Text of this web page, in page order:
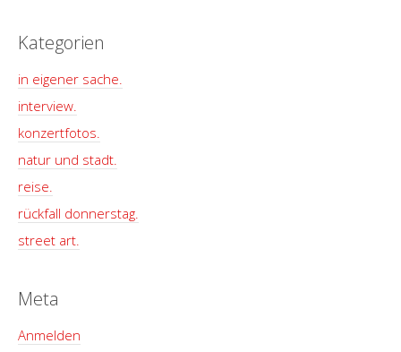
Kategorien
in eigener sache.
interview.
konzertfotos.
natur und stadt.
reise.
rückfall donnerstag.
street art.
Meta
Anmelden